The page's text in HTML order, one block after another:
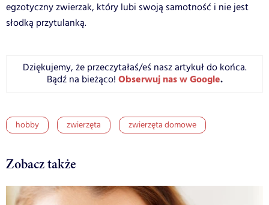
egzotyczny zwierzak, który lubi swoją samotność i nie jest
słodką przytulanką.
Dziękujemy, że przeczytałaś/eś nasz artykuł do końca.
Bądź na bieżąco! Obserwuj nas w Google.
hobby zwierzęta zwierzęta domowe
Zobacz także